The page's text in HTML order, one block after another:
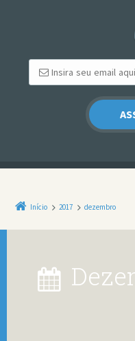
Início 2017 dezembro